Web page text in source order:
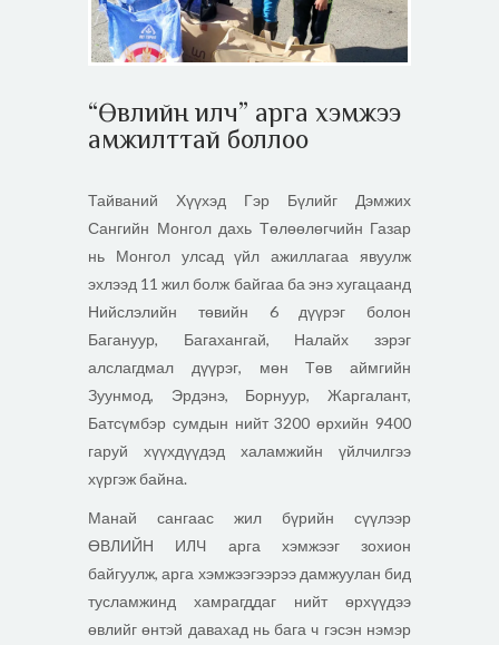
“Өвлийн илч” арга хэмжээ
амжилттай боллоо
Тайваний Хүүхэд Гэр Бүлийг Дэмжих
Сангийн Монгол дахь Төлөөлөгчийн Газар
нь Монгол улсад үйл ажиллагаа явуулж
эхлээд 11 жил болж байгаа ба энэ хугацаанд
Нийслэлийн төвийн 6 дүүрэг болон
Багануур, Багахангай, Налайх зэрэг
алслагдмал дүүрэг, мөн Төв аймгийн
Зуунмод, Эрдэнэ, Борнуур, Жаргалант,
Батсүмбэр сумдын нийт 3200 өрхийн 9400
гаруй хүүхдүүдэд халамжийн үйлчилгээ
хүргэж байна.
Манай сангаас жил бүрийн сүүлээр
ӨВЛИЙН ИЛЧ арга хэмжээг зохион
байгуулж, арга хэмжээгээрээ дамжуулан бид
тусламжинд хамрагддаг нийт өрхүүдээ
өвлийг өнтэй давахад нь бага ч гэсэн нэмэр